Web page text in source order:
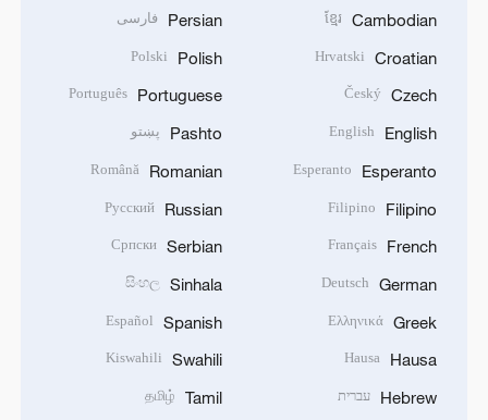
Cambodian
ខ្មែរ
Croatian
Hrvatski
Czech
Český
English
English
Esperanto
Esperanto
Filipino
Filipino
French
Français
German
Deutsch
Greek
Ελληνικά
Hausa
Hausa
Hebrew עברית
Persian فارسی
Polish
Polski
Portuguese
Português
Pashto پښتو
Romanian
Română
Russian
Русский
Serbian
Српски
Sinhala
සිංහල
Spanish
Español
Swahili
Kiswahili
Tamil
தமிழ்